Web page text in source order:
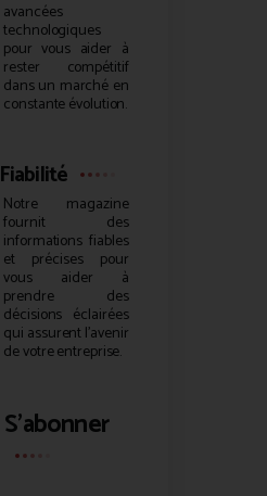
avancées
technologiques
pour vous aider à
rester compétitif
dans un marché en
constante évolution.
Fiabilité
Notre magazine
fournit des
informations fiables
et précises pour
vous aider à
prendre des
décisions éclairées
qui assurent l’avenir
de votre entreprise.
S'abonner